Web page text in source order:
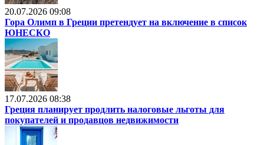
20.07.2026 09:08
Гора Олимп в Греции претендует на включение в список
ЮНЕСКО
17.07.2026 08:38
Греция планирует продлить налоговые льготы для
покупателей и продавцов недвижимости